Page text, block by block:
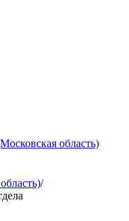
область)
/